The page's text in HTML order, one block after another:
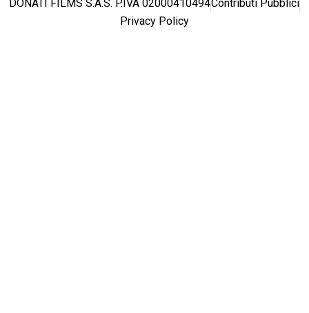
DONATI FILMS S.A.S. P.IVA 02000410494Contributi Pubblici
Privacy Policy